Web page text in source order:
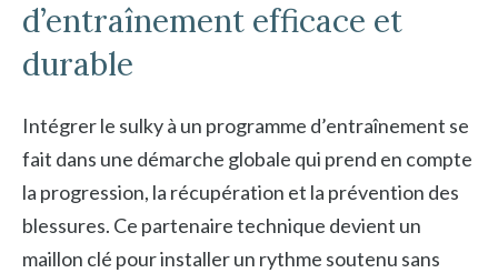
d’entraînement efficace et
durable
Intégrer le sulky à un programme d’entraînement se
fait dans une démarche globale qui prend en compte
la progression, la récupération et la prévention des
blessures. Ce partenaire technique devient un
maillon clé pour installer un rythme soutenu sans